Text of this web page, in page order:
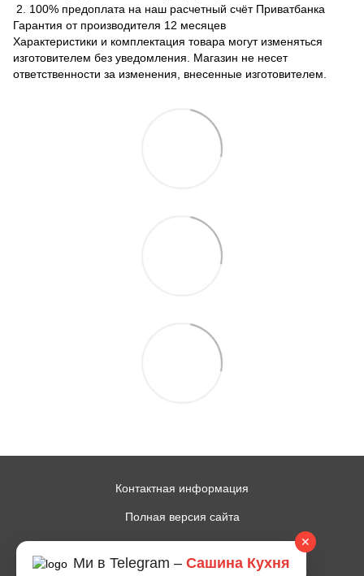
2. 100% предоплата на наш расчетный счёт Приватбанка
Гарантия от производителя 12 месяцев
Характеристики и комплектация товара могут изменяться
изготовителем без уведомления. Магазин не несет
ответственности за изменения, внесенные изготовителем.
Контактная информация
Полная версия сайта
© 2014—2026
Рус Укр
✕
Ми в Telegram – Сашина Кухня